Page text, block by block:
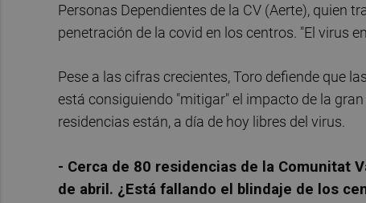
Personas Dependientes de la CV (Aerte), quien
penetración de la covid en los centros. "El virus
Pese a las cifras crecientes, Toro defiende que
está consiguiendo "mitigar" el impacto de la
residencias están, a día de hoy libres del virus.
- Cerca de 80 residencias de la Comunitat
de abril. ¿Está fallando el blindaje de los